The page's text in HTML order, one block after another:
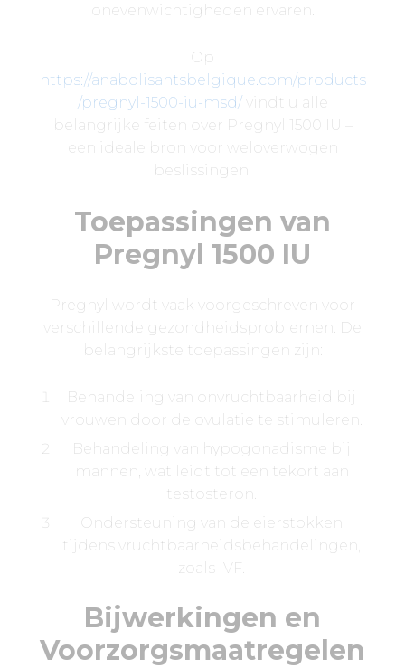
onevenwichtigheden ervaren.
Op
https://anabolisantsbelgique.com/products
/pregnyl-1500-iu-msd/vindt u alle
belangrijke feiten over Pregnyl 1500 IU –
een ideale bron voor weloverwogen
beslissingen.
Toepassingen van
Pregnyl 1500 IU
Pregnyl wordt vaak voorgeschreven voor
verschillende gezondheidsproblemen. De
belangrijkste toepassingen zijn:
Behandeling van onvruchtbaarheid bij
vrouwen door de ovulatie te stimuleren.
Behandeling van hypogonadisme bij
mannen, wat leidt tot een tekort aan
testosteron.
Ondersteuning van de eierstokken
tijdens vruchtbaarheidsbehandelingen,
zoals IVF.
Bijwerkingen en
Voorzorgsmaatregelen